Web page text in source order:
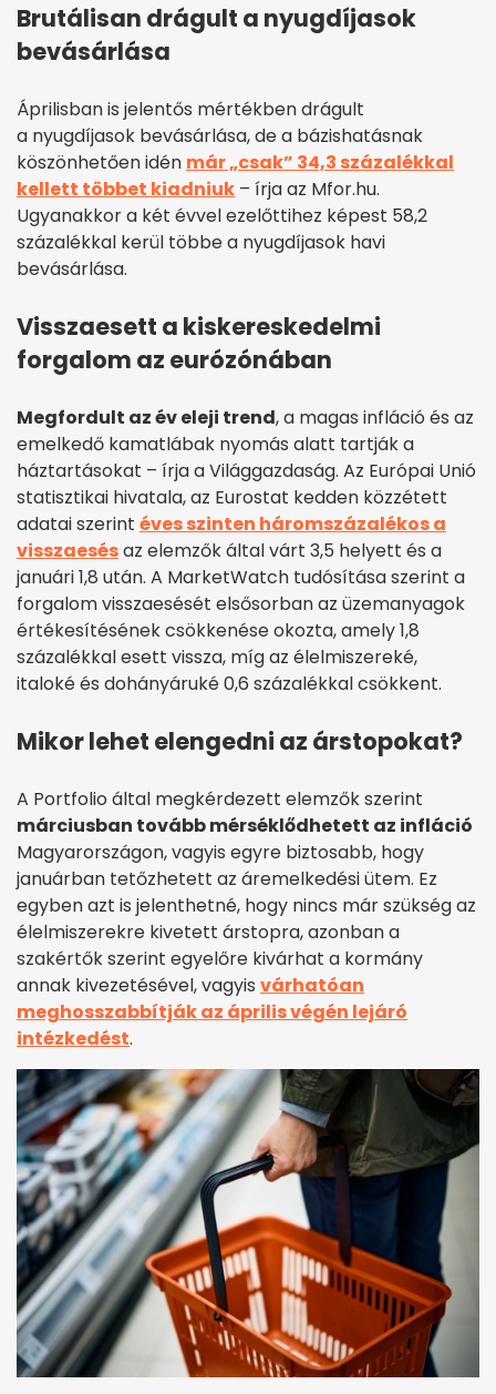
Brutálisan drágult a nyugdíjasok
bevásárlása
Áprilisban is jelentős mértékben drágult
a nyugdíjasok bevásárlása, de a bázishatásnak
köszönhetően idén már „csak” 34,3 százalékkal
kellett többet kiadniuk – írja az Mfor.hu.
Ugyanakkor a két évvel ezelőttihez képest 58,2
százalékkal kerül többe a nyugdíjasok havi
bevásárlása.
Visszaesett a kiskereskedelmi
forgalom az eurózónában
Megfordult az év eleji trend, a magas infláció és az
emelkedő kamatlábak nyomás alatt tartják a
háztartásokat – írja a Világgazdaság. Az Európai Unió
statisztikai hivatala, az Eurostat kedden közzétett
adatai szerint éves szinten háromszázalékos a
visszaesésaz elemzők által várt 3,5 helyett és a
januári 1,8 után. A MarketWatch tudósítása szerint a
forgalom visszaesését elsősorban az üzemanyagok
értékesítésének csökkenése okozta, amely 1,8
százalékkal esett vissza, míg az élelmiszereké,
italoké és dohányáruké 0,6 százalékkal csökkent.
Mikor lehet elengedni az árstopokat?
A Portfolio által megkérdezett elemzők szerint
márciusban tovább mérséklődhetett az infláció
Magyarországon, vagyis egyre biztosabb, hogy
januárban tetőzhetett az áremelkedési ütem. Ez
egyben azt is jelenthetné, hogy nincs már szükség az
élelmiszerekre kivetett árstopra, azonban a
szakértők szerint egyelőre kivárhat a kormány
annak kivezetésével, vagyis várhatóan
meghosszabbítják az április végén lejáró
intézkedést.